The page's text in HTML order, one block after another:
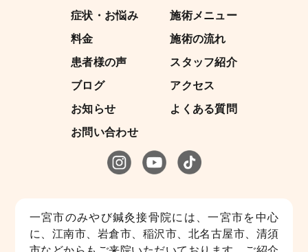
症状・お悩み
施術メニュー
料金
施術の流れ
患者様の声
スタッフ紹介
ブログ
アクセス
お知らせ
よくある質問
お問い合わせ
一宮市のみやび鍼灸接骨院には、一宮市を中心
に、江南市、岩倉市、稲沢市、北名古屋市、清須